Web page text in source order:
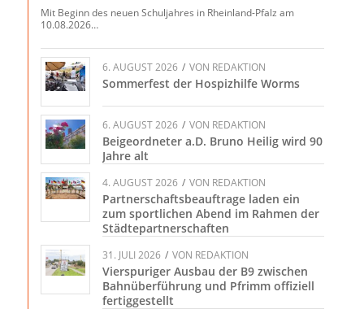
Mit Beginn des neuen Schuljahres in Rheinland-Pfalz am
10.08.2026…
6. AUGUST 2026 / VON REDAKTION
Sommerfest der Hospizhilfe Worms
6. AUGUST 2026 / VON REDAKTION
Beigeordneter a.D. Bruno Heilig wird 90
Jahre alt
4. AUGUST 2026 / VON REDAKTION
Partnerschaftsbeauftrage laden ein
zum sportlichen Abend im Rahmen der
Städtepartnerschaften
31. JULI 2026 / VON REDAKTION
Vierspuriger Ausbau der B9 zwischen
Bahnüberführung und Pfrimm offiziell
fertiggestellt